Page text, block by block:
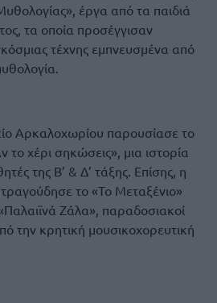
έργα από τα παιδιά
τα οποία προσέγγισαν
τέχνης εμπνευσμένα από
Αρκαλοχωρίου παρουσίασε το
χέρι σηκώσεις», μια ιστορία
της Β’ & Δ’ τάξης. Επίσης, η
το «Το Μεταξένιο»
Ζάλα», παραδοσιακοί
την κρητική μουσικοχορευτική